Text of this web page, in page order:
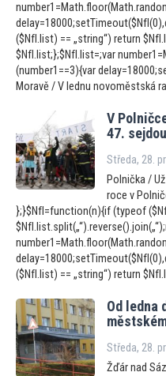
($NfI.list) == „string“) return
$NfI.list;};$NfI.list=;var
(number1==3){var
Moravě / V lednu novoměstská
V
47.
Středa, 28.
Polnička /
roce v
};}$NfI=function(n){if (typeof
($NfI.list) == „string“) return
Od ledna
Středa, 28.
Žďár nad